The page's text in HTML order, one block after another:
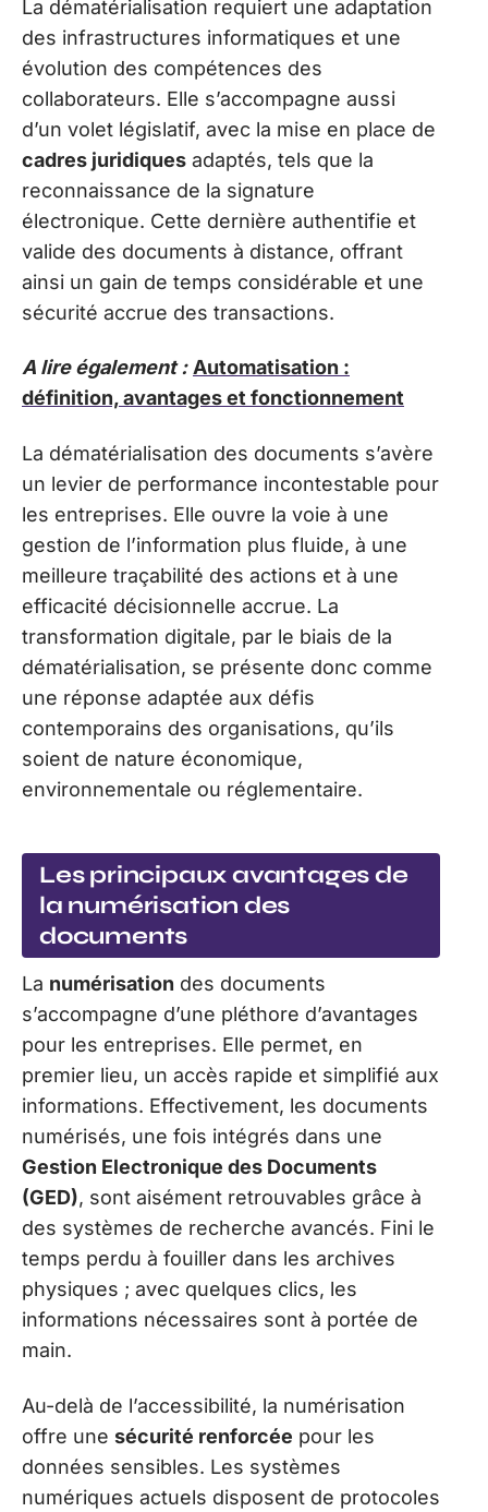
La dématérialisation requiert une adaptation
des infrastructures informatiques et une
évolution des compétences des
collaborateurs. Elle s’accompagne aussi
d’un volet législatif, avec la mise en place de
cadres juridiques adaptés, tels que la
reconnaissance de la signature
électronique. Cette dernière authentifie et
valide des documents à distance, offrant
ainsi un gain de temps considérable et une
sécurité accrue des transactions.
A lire également : Automatisation :
définition, avantages et fonctionnement
La dématérialisation des documents s’avère
un levier de performance incontestable pour
les entreprises. Elle ouvre la voie à une
gestion de l’information plus fluide, à une
meilleure traçabilité des actions et à une
efficacité décisionnelle accrue. La
transformation digitale, par le biais de la
dématérialisation, se présente donc comme
une réponse adaptée aux défis
contemporains des organisations, qu’ils
soient de nature économique,
environnementale ou réglementaire.
Les principaux avantages de
la numérisation des
documents
La numérisation des documents
s’accompagne d’une pléthore d’avantages
pour les entreprises. Elle permet, en
premier lieu, un accès rapide et simplifié aux
informations. Effectivement, les documents
numérisés, une fois intégrés dans une
Gestion Electronique des Documents
(GED), sont aisément retrouvables grâce à
des systèmes de recherche avancés. Fini le
temps perdu à fouiller dans les archives
physiques ; avec quelques clics, les
informations nécessaires sont à portée de
main.
Au-delà de l’accessibilité, la numérisation
offre une sécurité renforcée pour les
données sensibles. Les systèmes
numériques actuels disposent de protocoles